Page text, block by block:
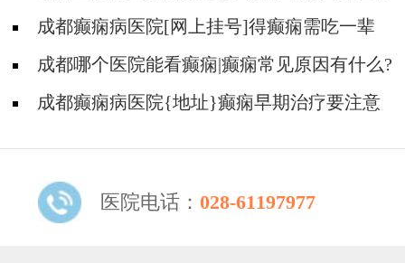
影响吗?
成都癫痫病医院[网上挂号]得癫痫需吃一辈
子药吗?
成都哪个医院能看癫痫|癫痫常见原因有什么?
成都癫痫病医院{地址}癫痫早期治疗要注意
医院电话： 028-61197977